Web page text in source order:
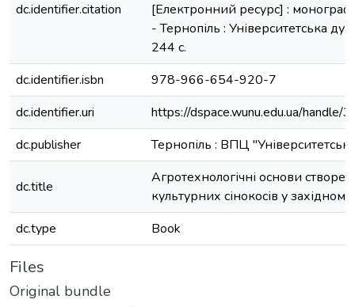
dc.identifier.citation
[Електронний ресурс] :
- Тернопіль : Університетська
244 с.
dc.identifier.isbn
978-966-654-920-7
dc.identifier.uri
https://dspace.wunu.edu.ua/
dc.publisher
Тернопіль : ВПЦ
dc.title
Агротехнологічні основи
культурних сінокосів у західному
dc.type
Book
Files
Original bundle